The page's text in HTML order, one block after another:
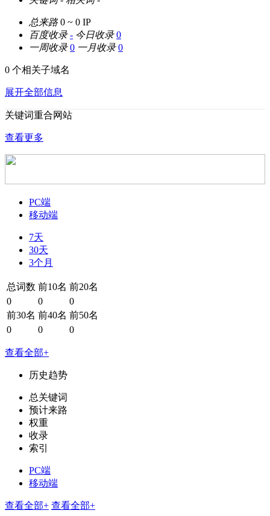
总来路 0 ~ 0 IP
百度收录 - 今日收录 0
一周收录 0 一月收录 0
0 个相关子域名
展开全部信息
关键词重合网站
查看更多
PC端
移动端
7天
30天
3个月
总词数 前10名 前20名
0
0
0
前30名 前40名 前50名
0
0 0
查看全部+
历史趋势
总关键词
预计来路
权重
收录
索引
PC端
移动端
查看全部+ 查看全部+